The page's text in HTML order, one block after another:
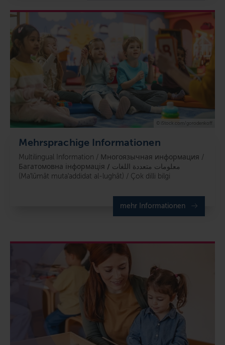
Mehrsprachige Informationen
Multilingual Information / Многоязычная информация /
Багатомовна інформація /
(Maʿlūmāt mutaʿaddidat al-lughāt) / Çok dilli bilgi
mehr Informationen
© iStock.com/gorodenkoff